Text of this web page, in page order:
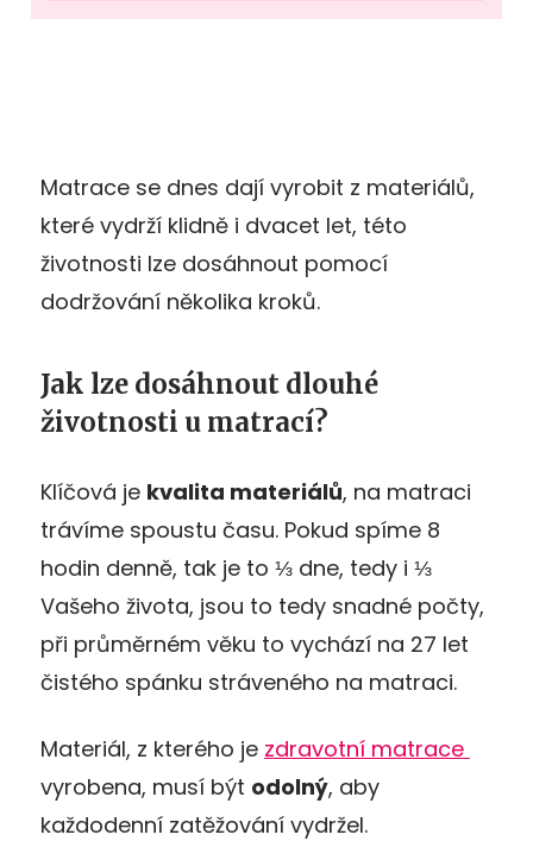
Matrace se dnes dají vyrobit z materiálů,
které vydrží klidně i dvacet let, této
životnosti lze dosáhnout pomocí
dodržování několika kroků.
Jak lze dosáhnout dlouhé
životnosti u matrací?
Klíčová je kvalita materiálů, na matraci
trávíme spoustu času. Pokud spíme 8
hodin denně, tak je to ⅓ dne, tedy i ⅓
Vašeho života, jsou to tedy snadné počty,
při průměrném věku to vychází na 27 let
čistého spánku stráveného na matraci.
Materiál, z kterého je zdravotní matrace
vyrobena, musí být odolný, aby
každodenní zatěžování vydržel.